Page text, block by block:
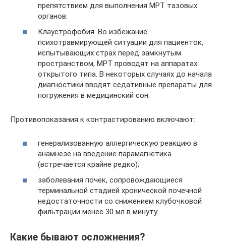
препятствием для выполнения МРТ тазовых
органов.
Клаустрофобия. Во избежание
психотравмирующей ситуации для пациенток,
испытывающих страх перед замкнутым
пространством, МРТ проводят на аппаратах
открытого типа. В некоторых случаях до начала
диагностики вводят седативные препараты для
погружения в медицинский сон.
Противопоказания к контрастированию включают:
генерализованную аллергическую реакцию в
анамнезе на введение парамагнетика
(встречается крайне редко);
заболевания почек, сопровождающиеся
терминальной стадией хронической почечной
недостаточности со снижением клубочковой
фильтрации менее 30 мл в минуту.
Какие бывают осложнения?